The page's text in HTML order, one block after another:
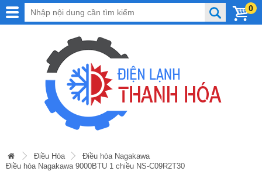
0
Điều Hòa
Điều hòa Nagakawa
Điều hòa Nagakawa 9000BTU 1 chiều NS-C09R2T30